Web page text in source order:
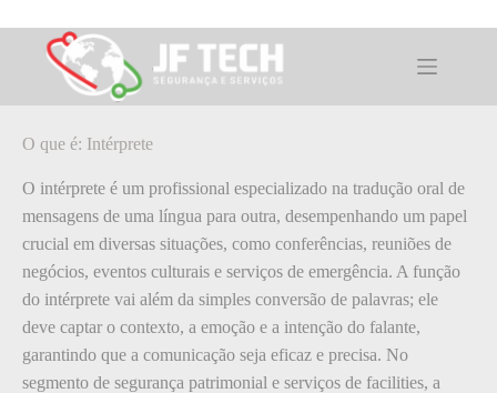
para
conteúdoO que é: Intérprete
O que é: Intérprete
O intérprete é um profissional especializado na tradução oral de
mensagens de uma língua para outra, desempenhando um papel
crucial em diversas situações, como conferências, reuniões de
negócios, eventos culturais e serviços de emergência. A função
do intérprete vai além da simples conversão de palavras; ele
deve captar o contexto, a emoção e a intenção do falante,
garantindo que a comunicação seja eficaz e precisa. No
segmento de segurança patrimonial e serviços de facilities, a